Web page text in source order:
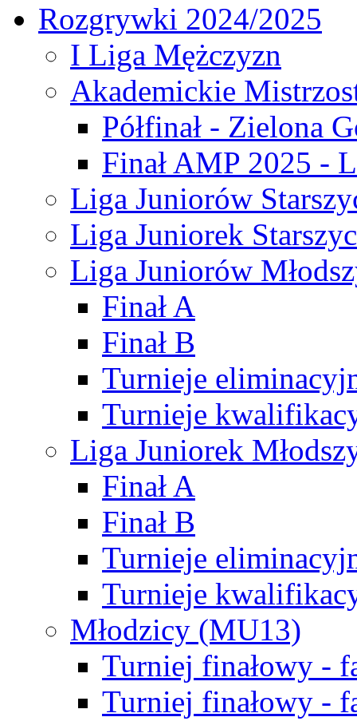
Rozgrywki 2024/2025
I Liga Mężczyzn
Akademickie
Półfinał - Zielona
Finał AMP 2025 -
Liga Juniorów
Liga Juniorek
Liga Juniorów
Finał A
Finał B
Turnieje
Turnieje
Liga Juniorek
Finał A
Finał B
Turnieje
Turnieje
Młodzicy (MU13)
Turniej finałowy -
Turniej finałowy -